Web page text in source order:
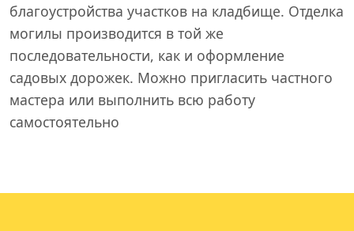
благоустройства участков на кладбище. Отделка
могилы производится в той же
последовательности, как и оформление
садовых дорожек. Можно пригласить частного
мастера или выполнить всю работу
самостоятельно